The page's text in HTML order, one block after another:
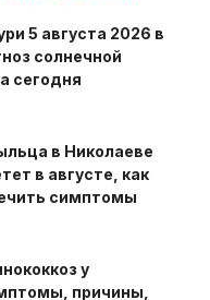
5 августа 2026 в
солнечной
сегодня
в Николаеве
в августе, как
симптомы
у
причины,